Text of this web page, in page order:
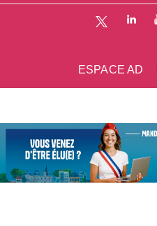
ESPACE AD